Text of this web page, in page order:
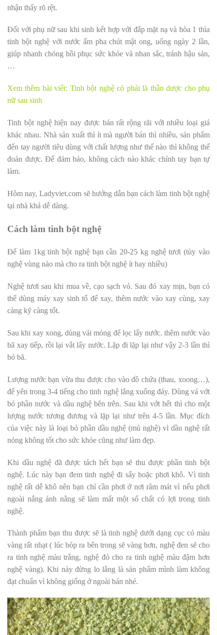
nhận thấy rõ rệt.
Đối với phụ nữ sau khi sinh kết hợp với đắp mặt nạ và hòa 1 thìa
tinh bột nghệ với nước ấm pha chút mật ong, uống ngày 2 lần,
giúp nhanh chóng hồi phục sức khỏe và nhan sắc, tránh hậu sản,
…
Xem thêm bài viết: Tinh bột nghệ có phải là thần dược cho phụ
nữ sau sinh
Tinh bột nghệ hiện nay được bán rất rộng rãi với nhiều loại giá
khác nhau. Nhà sản xuất thì ít mà người bán thì nhiều, sản phẩm
đến tay người tiêu dùng với chất lượng như thế nào thì không thể
đoán được. Để đảm bảo, không cách nào khác chính tay bạn tự
làm.
Hôm nay, Ladyviet.com sẽ hướng dẫn bạn cách làm tinh bột nghệ
tại nhà khá dễ dàng.
Cách làm tinh bột nghệ
Để làm 1kg tinh bột nghệ bạn cần 20-25 kg nghệ tươi (tùy vào
nghệ vùng nào mà cho ra tinh bột nghệ ít hay nhiều)
Nghệ tươi sau khi mua về, cạo sạch vỏ. Sau đó xay mịn, bạn có
thể dùng máy xay sinh tố để xay, thêm nước vào xay cùng, xay
càng kỹ càng tốt.
Sau khi xay xong, dùng vải mỏng để lọc lấy nước. thêm nước vào
bã xay tiếp, rồi lại vắt lấy nước. Lặp đi lặp lại như vậy 2-3 lần thì
bỏ bã.
Lượng nước bạn vừa thu được cho vào đồ chứa (thau, xoong…),
để yên trong 3-4 tiếng cho tinh nghệ lắng xuống đáy. Dùng vá vớt
bỏ phần nước và dầu nghệ bên trên. Sau khi vớt hết thì cho một
lượng nước tương đương và lặp lại như trên 4-5 lần. Mục đích
của việc này là loại bỏ phần dầu nghệ (mủ nghệ) vì dầu nghệ rất
nóng không tốt cho sức khỏe cũng như làm đẹp.
Khi dầu nghệ đã được tách hết bạn sẽ thu được phần tinh bột
nghệ. Lúc này bạn đem tinh nghệ đi sấy hoặc phơi khô. Vì tinh
nghệ rất dễ khô nên bạn chỉ cần phơi ở nơi râm mát vì nếu phơi
ngoài nắng ánh nắng sẽ làm mất một số chất có lợi trong tinh
nghệ.
Thành phẩm bạn thu được sẽ là tinh nghệ dưới dạng cục có màu
vàng rất nhạt ( lúc bóp ra bên trong sẽ vàng hơn, nghệ đen sẽ cho
ra tinh nghệ màu trắng, nghệ đỏ cho ra tinh nghệ màu đậm hơn
nghệ vàng). Khi này đừng lo lắng là sản phẩm mình làm không
đạt chuẩn vì không giống ở ngoài bán nhé.